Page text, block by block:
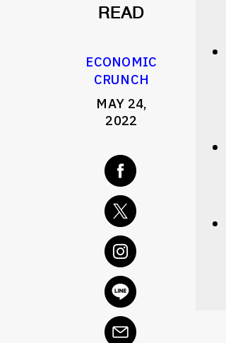
READ
ECONOMIC
CRUNCH
MAY 24,
2022